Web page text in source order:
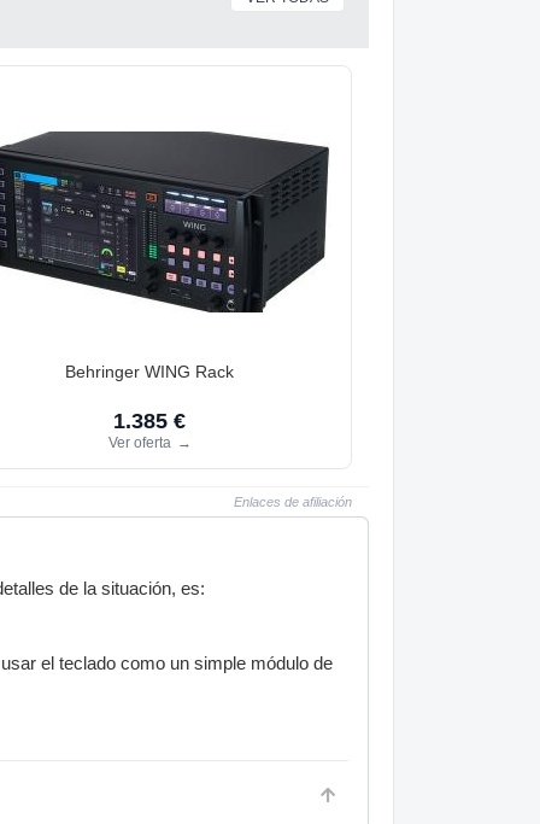
Behringer WING Rack
1.385 €
Ver oferta →
Enlaces de afiliación
de la situación, es:
el teclado como un simple módulo de